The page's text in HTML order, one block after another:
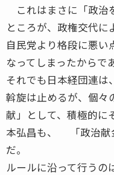
これはまさに「政治
ところが、政権交代に
自民党より格段に悪い
なってしまったからで
それでも日本経団連は
斡旋は止めるが、個々
献」として、積極的に
本弘昌も、 「政治献
だ。
ルールに沿って行う